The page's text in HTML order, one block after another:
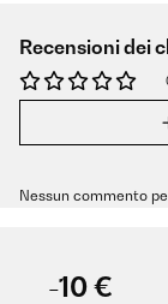
Recensioni dei
Nessun commento
-10 €